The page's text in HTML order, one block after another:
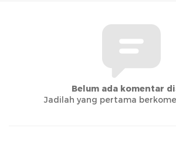
Belum ada komentar
Jadilah yang pertama